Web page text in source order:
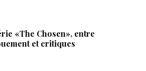
«The Chosen», entre
et critiques